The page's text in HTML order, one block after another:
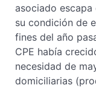
asociado
su condición de
fines del año
CPE había
necesidad de
domiciliarias